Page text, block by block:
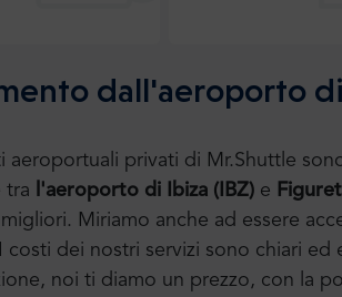
dall'aeroporto
aeroportuali privati di Mr.Shuttle
tra
l'aeroporto di Ibiza (IBZ) e
Miriamo anche ad essere
costi dei nostri servizi sono chiari ed
noi ti diamo un prezzo, con la